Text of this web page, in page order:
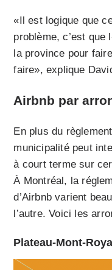
«Il est logique que
problème, c’est
la province pour
faire», explique
Airbnb par
En plus du
municipalité peut
à court terme sur
À Montréal, la
d’Airbnb varient
l’autre. Voici les
Plateau-Mont-